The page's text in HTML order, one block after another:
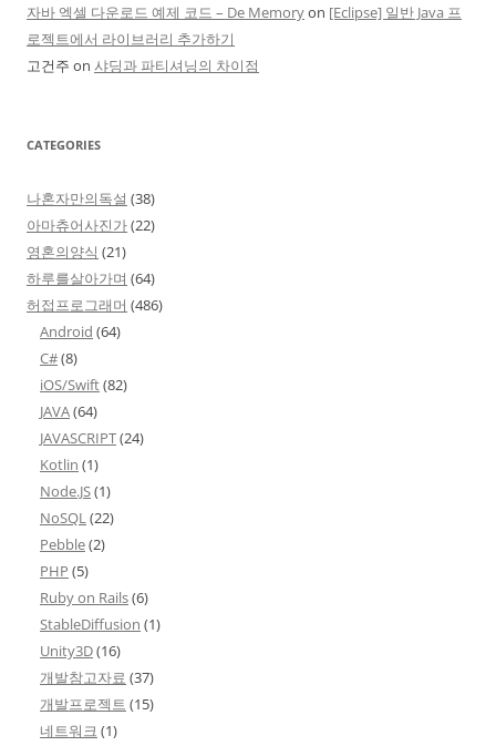
자바 엑셀 다운로드 예제 코드 – De Memoryon [Eclipse] 일반 Java 프
로젝트에서 라이브러리 추가하기
고건주 on 샤딩과 파티셔닝의 차이점
CATEGORIES
나혼자만의독설 (38)
아마츄어사진가(22)
영혼의양식 (21)
하루를살아가며 (64)
허접프로그래머 (486)
Android (64)
C#(8)
iOS/Swift(82)
JAVA(64)
JAVASCRIPT(24)
Kotlin (1)
Node.JS(1)
NoSQL(22)
Pebble(2)
PHP (5)
Ruby on Rails(6)
StableDiffusion (1)
Unity3D(16)
개발참고자료 (37)
개발프로젝트 (15)
네트워크 (1)